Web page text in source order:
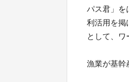
パス君」を
利活用を掲
として、ワ
漁業が基幹